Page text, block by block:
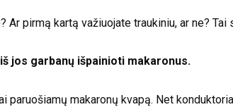
Ar pirmą kartą važiuojate traukiniu, ar ne?
jos garbanų išpainioti makaronus.
makaronų kvapą. Net